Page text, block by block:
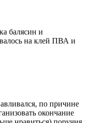
балясин и
на клей ПВА и
по причине
окончание